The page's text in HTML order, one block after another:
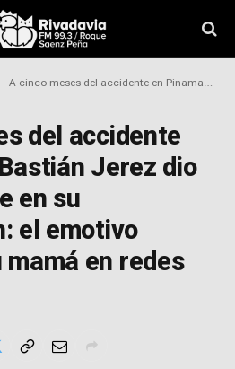
A cinco meses del accidente en Pinamar, Bastián Jerez dio un paso clave en su recuperación: el emotivo posteo de su mamá en redes
del accidente
Jerez dio
en su
el emotivo
en redes